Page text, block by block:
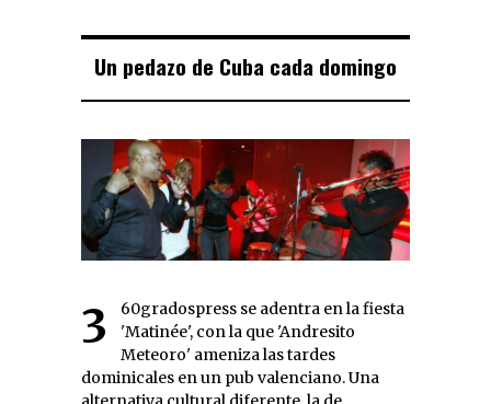
Un pedazo de Cuba cada domingo
360gradospress se adentra en la fiesta
'Matinée', con la que 'Andresito
Meteoro' ameniza las tardes
dominicales en un pub valenciano. Una